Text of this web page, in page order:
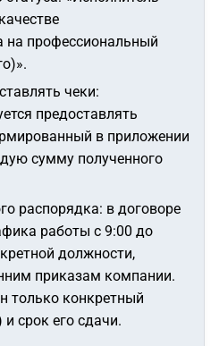
на профессиональный
.
чеки:
предоставлять
в приложении
сумму полученного
распорядка: в договоре
работы с 9:00 до
должности,
приказам компании.
только конкретный
срок его сдачи.